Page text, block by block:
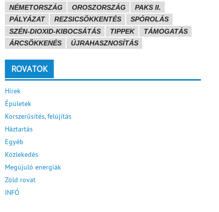
NÉMETORSZÁG
OROSZORSZÁG
PAKS II.
PÁLYÁZAT
REZSICSÖKKENTÉS
SPÓROLÁS
SZÉN-DIOXID-KIBOCSÁTÁS
TIPPEK
TÁMOGATÁS
ÁRCSÖKKENÉS
ÚJRAHASZNOSÍTÁS
ROVATOK
Hírek
Épületek
Korszerűsítés, felújítás
Háztartás
Egyéb
Közlekedés
Megújuló energiák
Zöld rovat
INFÓ